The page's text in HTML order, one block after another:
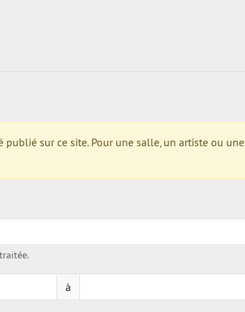
sur ce site. Pour une salle, un artiste ou une
à